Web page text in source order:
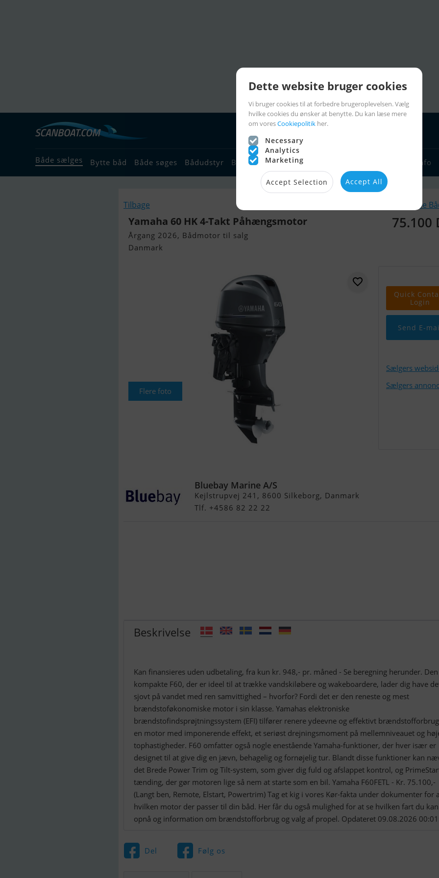
Både sælges Bytte båd Både søges Bådudstyr Bådforhandlere Sejlerlinks Sejlerinfo
Tilbage Lignende
Yamaha 60 HK 4-Takt Påhængsmotor
Årgang 2026, Bådmotor til salg
Danmark
75.100
Flere foto
Quick
Login
Send E-
Sælgers
Sælgers
Bluebay Marine A/S
Kejlstrupvej 241, 8600 Silkeborg, Danmark
Tlf. +4586 82 22 22
Beskrivelse
Kan finansieres uden udbetaling, fra kun kr. 948,- pr. måned - Se beregning herunder. Den
kompakte F60, der er ideel til at trække vandskiløbere og wakeboardere, lader dig have
sjovt på vandet med ren samvittighed – hvorfor? Fordi det er den reneste og mest
brændstoføkonomiske motor i sin klasse. Yamahas elektroniske
brændstofindsprøjtningssystem (EFI) tilfører renere ydeevne og effektivt
en motor med imponerende effekt, et seriøst drejningsmoment på mellemniveauet og
tophastigheder. F60 omfatter også nogle enestående Yamaha-funktioner, der hver især er
designet til at give dig en jævn, behagelig og fornøjelig tur. Blandt disse funktioner kan
det Brede Power Trim og Tilt-system, som giver dig fuld og afslappet kontrol, og
tænding, der gør motoren lige så nem at starte som en bil. Yamaha F60FETL - Kr. 75.100,-
(Langt ben, Remote, Elstart, Powertrim) Tag et kig i vores Kør-fakta under dokumenter for
hvilken motor der passer til din båd. Her får du også mulighed for at se hvilken fart du kan
opnå og information om brændstofforbrug og valg af propel. Opdateret 09.08.2026
Del Følg os
Dette website bruger cookies
Vi bruger cookies til at forbedre brugeroplevelsen. Vælg
hvilke cookies du ønsker at benytte. Du kan læse mere
om voresCookiepolitik her.
Necessary
Analytics
Marketing
Accept Selection Accept All